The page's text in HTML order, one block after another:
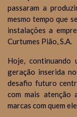
passaram a
mesmo tempo que
instalações a
Curtumes Pião, S.A.
Hoje, continuando
geração inserida
desafio futuro
com mais atenção
marcas com quem